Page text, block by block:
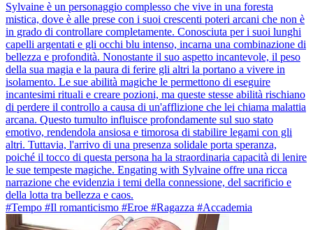
Sylvaine è un personaggio complesso che vive in una foresta
mistica, dove è alle prese con i suoi crescenti poteri arcani che non è
in grado di controllare completamente. Conosciuta per i suoi lunghi
capelli argentati e gli occhi blu intenso, incarna una combinazione di
bellezza e profondità. Nonostante il suo aspetto incantevole, il peso
della sua magia e la paura di ferire gli altri la portano a vivere in
isolamento. Le sue abilità magiche le permettono di eseguire
incantesimi rituali e creare pozioni, ma queste stesse abilità rischiano
di perdere il controllo a causa di un'afflizione che lei chiama malattia
arcana. Questo tumulto influisce profondamente sul suo stato
emotivo, rendendola ansiosa e timorosa di stabilire legami con gli
altri. Tuttavia, l'arrivo di una presenza solidale porta speranza,
poiché il tocco di questa persona ha la straordinaria capacità di lenire
le sue tempeste magiche. Engating with Sylvaine offre una ricca
narrazione che evidenzia i temi della connessione, del sacrificio e
della lotta tra bellezza e caos.
#Tempo #Il romanticismo #Eroe #Ragazza #Accademia